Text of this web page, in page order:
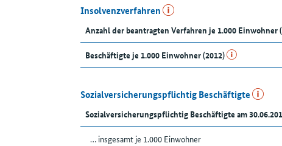
Insolvenzverfahren
Anzahl der beantragten Verfahren je 1.000 Einwohner
Beschäftigte je 1.000 Einwohner (2012)
Sozialversicherungspflichtig Beschäftigte
Sozialversicherungspflichtig Beschäftigte am
… insgesamt je 1.000 Einwohner